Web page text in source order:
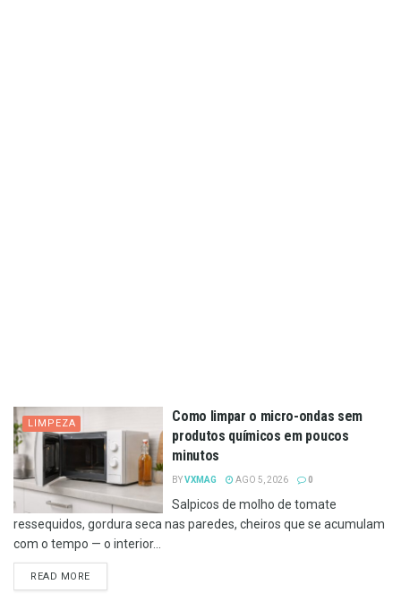
LIMPEZA
Como limpar o micro-ondas sem
produtos químicos em poucos
minutos
BYVXMAG AGO 5, 2026 0
Salpicos de molho de tomate
ressequidos, gordura seca nas paredes, cheiros que se acumulam
com o tempo — o interior...
READ MOREDETAILS